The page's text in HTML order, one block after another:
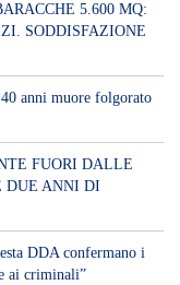
5.600 MQ:
SODDISFAZIONE
anni muore folgorato
FUORI DALLE
DUE ANNI DI
DDA confermano i
ai criminali”